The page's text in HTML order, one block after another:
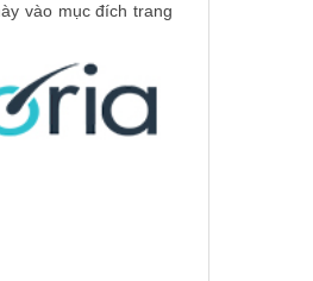
vào mục đích trang